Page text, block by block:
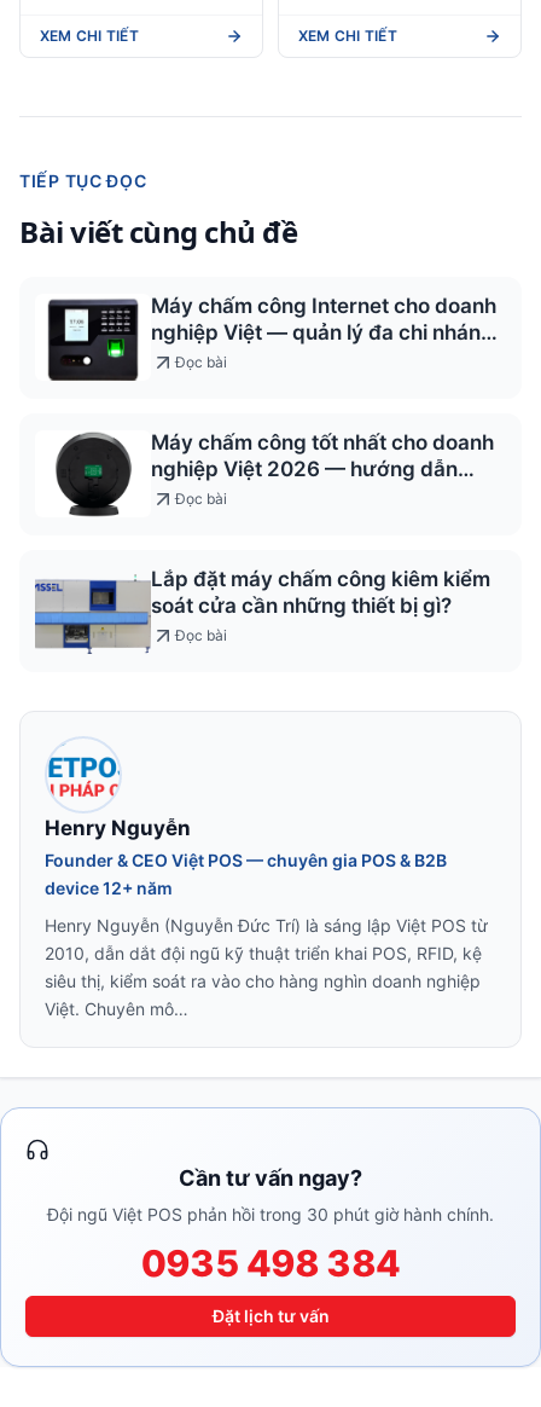
XEM CHI TIẾT XEM CHI TIẾT
TIẾP TỤC ĐỌC
Bài viết cùng chủ đề
Máy chấm công Internet cho doanh
nghiệp Việt — quản lý đa chi nhánh
2026
Đọc bài
Máy chấm công tốt nhất cho doanh
nghiệp Việt 2026 — hướng dẫn
chọn
Đọc bài
Lắp đặt máy chấm công kiêm kiểm
soát cửa cần những thiết bị gì?
Đọc bài
Henry Nguyễn
Founder & CEO Việt POS — chuyên gia POS & B2B
device 12+ năm
Henry Nguyễn (Nguyễn Đức Trí) là sáng lập Việt POS từ
2010, dẫn dắt đội ngũ kỹ thuật triển khai POS, RFID, kệ
siêu thị, kiểm soát ra vào cho hàng nghìn doanh nghiệp
Việt. Chuyên mô…
Cần tư vấn ngay?
Đội ngũ Việt POS phản hồi trong 30 phút giờ hành chính.
0935 498 384
Đặt lịch tư vấn